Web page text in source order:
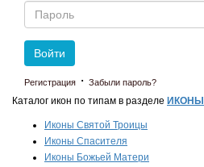
Пароль
Войти
Регистрация · Забыли пароль?
Каталог икон по типам в разделе ИКОНЫ
Иконы Святой Троицы
Иконы Спасителя
Иконы Божьей Матери